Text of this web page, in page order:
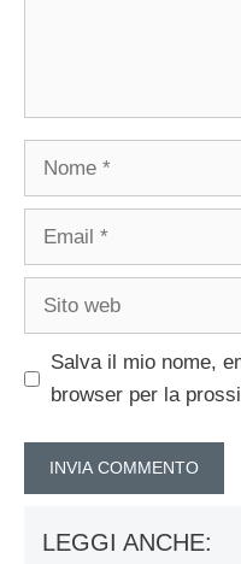
Nome
Email
Sito
Salva il mio nome,
browser per la
LEGGI ANCHE: